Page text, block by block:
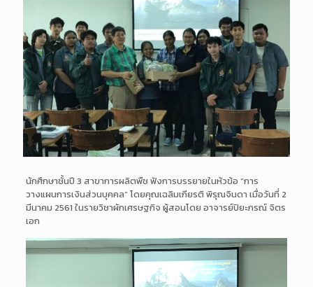
นักศึกษาชั้นปี 3 สาขาการผลิตพืช ฟังการบรรยายในหัวข้อ “การ
วางแผนการเงินส่วนบุคคล” โดยคุณเฉลิมเกียรติ พิรุณจินดา เมื่อวันที่ 2
มีนาคม 2561 ในรายวิชาผักเศรษฐกิจ ผู้สอนโดย อาจารย์ปิยะภรณ์ จิตร
เอก